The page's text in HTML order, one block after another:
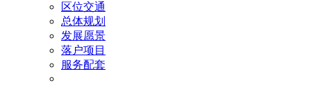
区位交通
总体规划
发展愿景
落户项目
服务配套